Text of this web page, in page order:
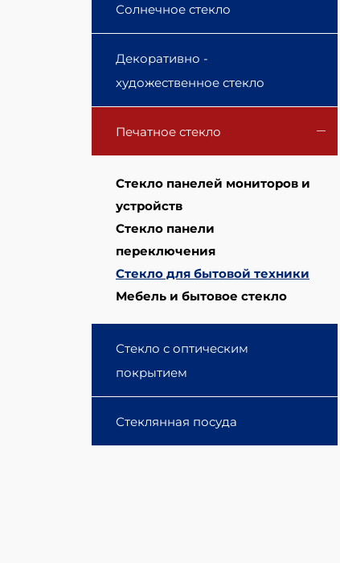
home
appliances.
Солнечное стекло
Декоративно -
художественное стекло
Печатное стекло
Стекло панелей мониторов и
устройств
Стекло панели
переключения
Стекло для бытовой техники
Мебель и бытовое стекло
Стекло с оптическим
покрытием
Стеклянная посуда